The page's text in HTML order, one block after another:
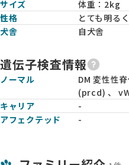
サイズ
体重： 2kg
性格
とても明る
犬舎
自犬舎
遺伝子検査情報
ノーマル
DM 変性性
(prcd) 、
キャリア
-
アフェクテッド
-